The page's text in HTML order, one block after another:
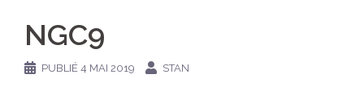
NGC9
PUBLIÉ 4 MAI 2019 STAN